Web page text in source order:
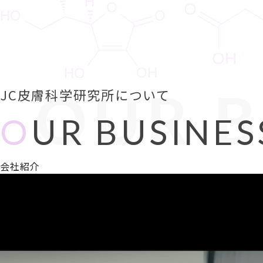
JC皮膚科学研究所について
OUR
O UR
会社紹介